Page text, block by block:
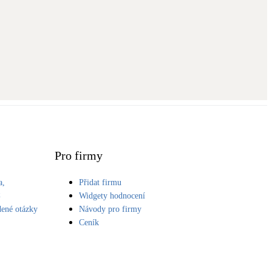
otázky
Pro firmy
Přidat firmu
Widgety hodnocení
Návody pro firmy
Ceník